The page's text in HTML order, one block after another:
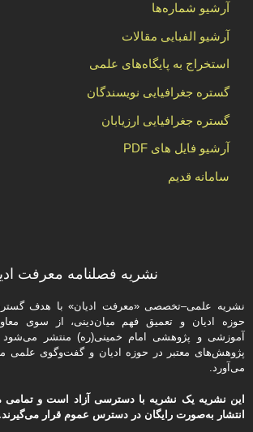
آرشیو شماره‌ها
آرشیو الفبایی مقالات
استخراج به پایگاه‌های علمی
گستره جغرافیایی نویسندگان
گستره جغرافیایی ارزیابان
آرشیو فایل های PDF
سامانه قدیم
نشریه فصلنامه معرفت
نشریه علمی–تخصصی «معرفت ادیان» با هدف
حوزه ادیان و تعمیق فهم میان‌دینی، از سوی
آموزشی و پژوهشی امام خمینی(ره) منتشر
پژوهش‌های معتبر در حوزه ادیان و گفت‌وگوی علمی
می‌آورد.
این نشریه یک نشریه با دسترسی آزاد است و تمامی
انتشار به‌صورت رایگان در دسترس عموم قرار